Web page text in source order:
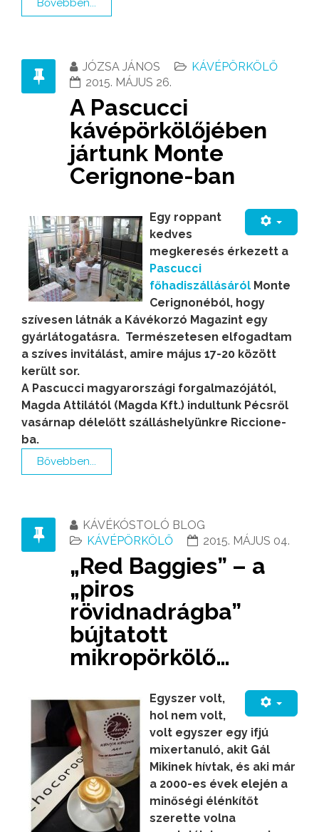
Bővebben...
JÓZSA JÁNOS
KÁVÉPÖRKÖLŐ
2015. MÁJUS 26.
A Pascucci
kávépörkölőjében
jártunk Monte
Cerignone-ban
Egy roppant
kedves
megkeresés érkezett a
Pascucci
főhadiszállásáról Monte
Cerignonéból, hogy
szívesen látnák a Kávékorzó Magazint egy
gyárlátogatásra. Természetesen elfogadtam
a szíves invitálást, amire május 17-20 között
került sor.
A Pascucci magyarországi forgalmazójától,
Magda Attilától (Magda Kft.) indultunk Pécsről
vasárnap délelőtt szálláshelyünkre Riccione-
ba.
Bővebben...
KÁVÉKÓSTOLÓ BLOG
KÁVÉPÖRKÖLŐ
2015. MÁJUS 04.
„Red Baggies” – a
„piros
rövidnadrágba”
bújtatott
mikropörkölő…
Egyszer volt,
hol nem volt,
volt egyszer egy ifjú
mixertanuló, akit Gál
Mikinek hívtak, és aki már
a 2000-es évek elején a
minőségi élénkítőt
szerette volna